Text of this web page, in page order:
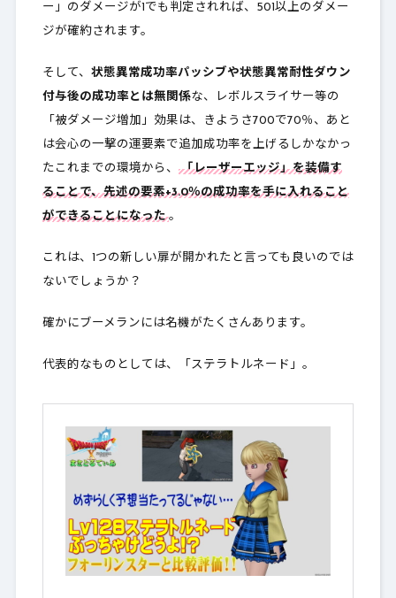
ー」のダメージが1でも判定されれば、501以上のダメー
ジが確約されます。
そして、 状態異常成功率パッシブや状態異常耐性ダウン
付与後の成功率とは無関係な、レボルスライサー等の
「被ダメージ増加」効果は、きようさ700で70％、あと
は会心の一撃の運要素で追加成功率を上げるしかなかっ
たこれまでの環境から、 「レーザーエッジ」を装備す
ることで、先述の要素+3.0％の成功率を手に入れること
ができることになった 。
これは、1つの新しい扉が開かれたと言っても良いのでは
ないでしょうか？
確かにブーメランには名機がたくさんあります。
代表的なものとしては、「ステラトルネード」。